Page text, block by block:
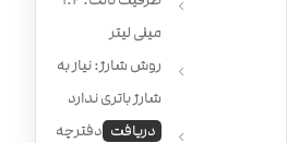
میلی لیتر
روش شارژ: نیاز به
شارژ باتری ندارد
دریافت دفترچه